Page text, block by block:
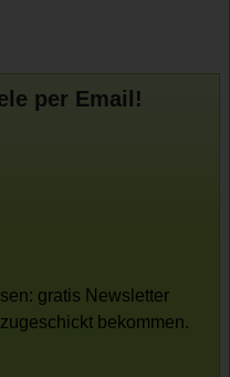
per Email!
gratis Newsletter
bekommen.